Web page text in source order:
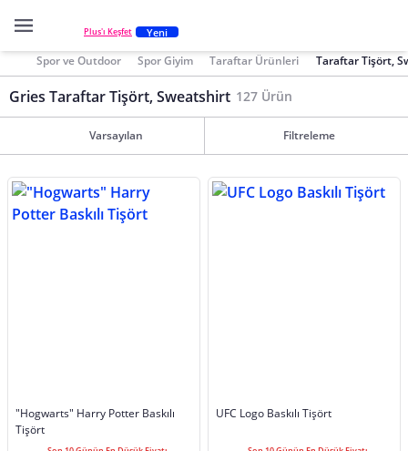
Plus'ı Keşfet Yeni
Spor ve Outdoor Spor Giyim Taraftar Ürünleri Taraftar Tişört,
Gries Taraftar Tişört, Sweatshirt 127 Ürün
Varsayılan Filtreleme
"Hogwarts" Harry Potter Baskılı
Tişört
UFC Logo Baskılı Tişört